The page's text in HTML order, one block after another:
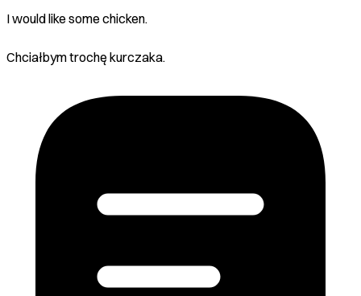
I would like some chicken.
Chciałbym trochę kurczaka.